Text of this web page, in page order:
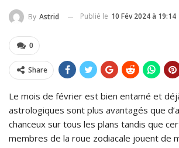
By Astrid Publié le 10 Fév 2024 à 19:14
0
Share
Le mois de février est bien entamé et
astrologiques sont plus avantagés que
chanceux sur tous les plans tandis que
membres de la roue zodiacale jouent de